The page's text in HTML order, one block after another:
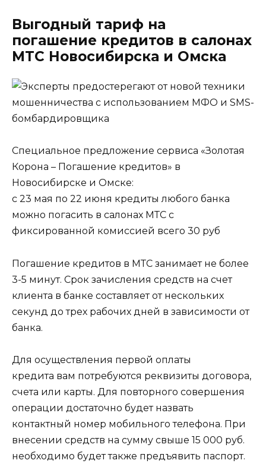
Выгодный тариф на
погашение кредитов в салонах
МТС Новосибирска и Омска​
Специальное предложение сервиса «Золотая
Корона – Погашение кредитов» в
Новосибирске и Омске:
с 23 мая по 22 июня кредиты любого банка
можно погасить в салонах МТС с
фиксированной комиссией всего 30 руб
Погашение кредитов в МТС занимает не более
3-5 минут. Срок зачисления средств на счет
клиента в банке составляет от нескольких
секунд до трех рабочих дней в зависимости от
банка.
Для осуществления первой оплаты
кредита вам потребуются реквизиты договора,
счета или карты. Для повторного совершения
операции достаточно будет назвать
контактный номер мобильного телефона. При
внесении средств на сумму свыше 15 000 руб.
необходимо будет также предъявить паспорт.